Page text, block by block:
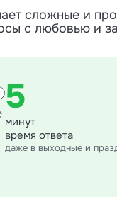
сложные и
с любовью и
5
минут
время ответа
даже в выходные и